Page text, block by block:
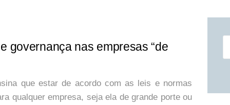
governança nas empresas “de
que estar de acordo com as leis e normas
qualquer empresa, seja ela de grande porte ou